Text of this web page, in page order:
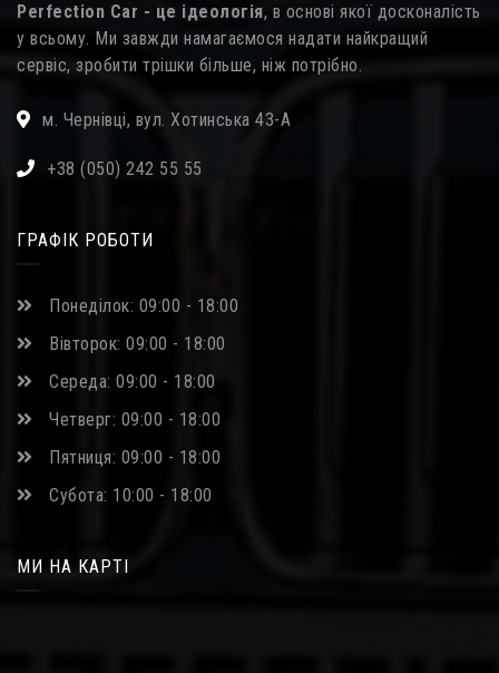
Perfection Car - це ідеологія, в основі якої досконалість
у всьому. Ми завжди намагаємося надати найкращий
сервіс, зробити трішки більше, ніж потрібно.
м. Чернівці, вул. Хотинська 43-А
+38 (050) 242 55 55
ГРАФІК РОБОТИ
Понеділок: 09:00 - 18:00
Вівторок: 09:00 - 18:00
Середа: 09:00 - 18:00
Четверг: 09:00 - 18:00
Пятниця: 09:00 - 18:00
Субота: 10:00 - 18:00
МИ НА КАРТІ